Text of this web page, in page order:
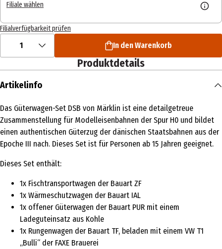
Filiale wählen
Filialverfügbarkeit prüfen
1 In den Warenkorb
Produktdetails
Artikelinfo
Das Güterwagen-Set DSB von Märklin ist eine detailgetreue
Zusammenstellung für Modelleisenbahnen der Spur H0 und bildet
einen authentischen Güterzug der dänischen Staatsbahnen aus der
Epoche III nach. Dieses Set ist für Personen ab 15 Jahren geeignet.
Dieses Set enthält:
1x Fischtransportwagen der Bauart ZF
1x Wärmeschutzwagen der Bauart IAL
1x offener Güterwagen der Bauart PUR mit einem
Ladeguteinsatz aus Kohle
1x Rungenwagen der Bauart TF, beladen mit einem VW T1
„Bulli“ der FAXE Brauerei